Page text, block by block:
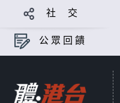
社 交
公眾回饋